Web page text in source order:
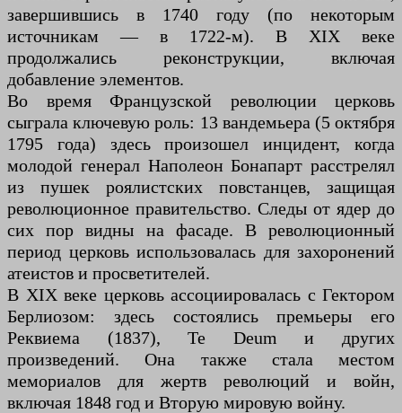
завершившись в 1740 году (по некоторым
источникам — в 1722-м). В XIX веке
продолжались реконструкции, включая
добавление элементов.
Во время Французской революции церковь
сыграла ключевую роль: 13 вандемьера (5 октября
1795 года) здесь произошел инцидент, когда
молодой генерал Наполеон Бонапарт расстрелял
из пушек роялистских повстанцев, защищая
революционное правительство. Следы от ядер до
сих пор видны на фасаде. В революционный
период церковь использовалась для захоронений
атеистов и просветителей.
В XIX веке церковь ассоциировалась с Гектором
Берлиозом: здесь состоялись премьеры его
Реквиема (1837), Te Deum и других
произведений. Она также стала местом
мемориалов для жертв революций и войн,
включая 1848 год и Вторую мировую войну.